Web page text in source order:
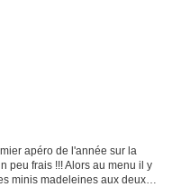
apéro de l'année sur la
peu frais !!! Alors au menu il y
minis madeleines aux deux